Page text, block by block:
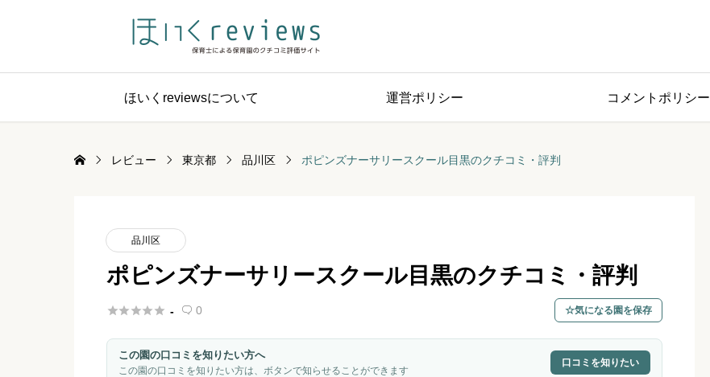
ほいくreviewsについて 運営ポリシー コメントポリシー
レビュー 東京都 品川区 ポピンズナーサリースクール目黒のクチコミ・評判
品川区
ポピンズナーサリースクール目黒のクチコミ・評判
 -  0 気になる園を保存
この園の口コミを知りたい方へ
この園の口コミを知りたい方は、ボタンで知らせることができます
口コミを知りたい